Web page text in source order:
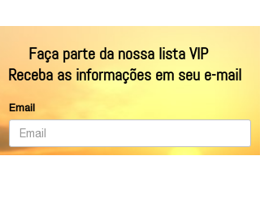
Email
Faça parte da nossa lista VIP
Receba as informações em seu e-mail